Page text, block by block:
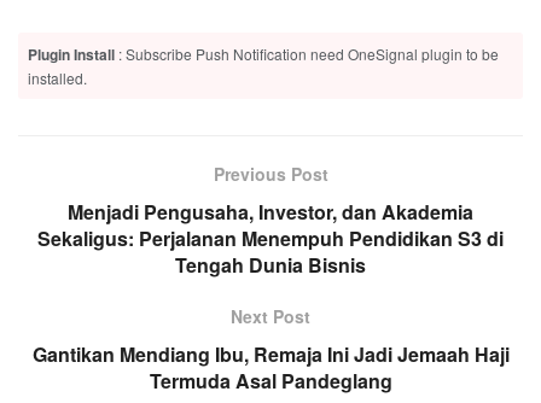
Plugin Install : Subscribe Push Notification need OneSignal plugin to be
installed.
Previous Post
Menjadi Pengusaha, Investor, dan Akademia
Sekaligus: Perjalanan Menempuh Pendidikan S3 di
Tengah Dunia Bisnis
Next Post
Gantikan Mendiang Ibu, Remaja Ini Jadi Jemaah Haji
Termuda Asal Pandeglang